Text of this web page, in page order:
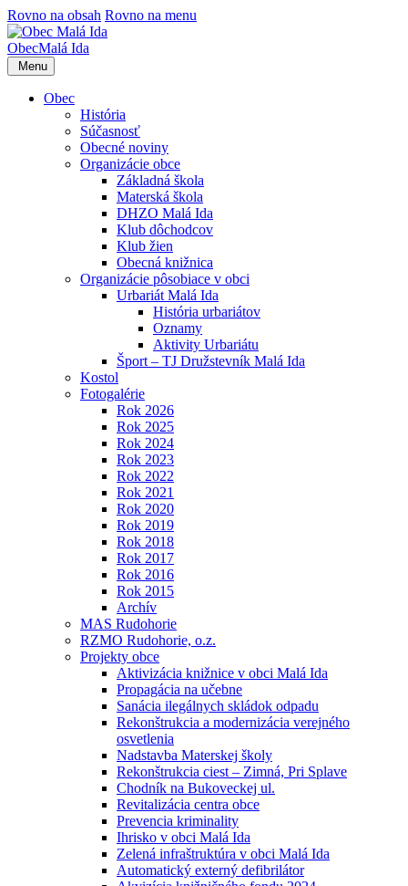
Rovno na obsah Rovno na menu
ObecMalá Ida
Menu
Obec
História
Súčasnosť
Obecné noviny
Organizácie obce
Základná škola
Materská škola
DHZO Malá Ida
Klub dôchodcov
Klub žien
Obecná knižnica
Organizácie pôsobiace v obci
Urbariát Malá Ida
História urbariátov
Oznamy
Aktivity Urbariátu
Šport – TJ Družstevník Malá Ida
Kostol
Fotogalérie
Rok 2026
Rok 2025
Rok 2024
Rok 2023
Rok 2022
Rok 2021
Rok 2020
Rok 2019
Rok 2018
Rok 2017
Rok 2016
Rok 2015
Archív
MAS Rudohorie
RZMO Rudohorie, o.z.
Projekty obce
Aktivizácia knižnice v obci Malá Ida
Propagácia na učebne
Sanácia ilegálnych skládok odpadu
Rekonštrukcia a modernizácia verejného
osvetlenia
Nadstavba Materskej školy
Rekonštrukcia ciest – Zimná, Pri Splave
Chodník na Bukoveckej ul.
Revitalizácia centra obce
Prevencia kriminality
Ihrisko v obci Malá Ida
Zelená infraštruktúra v obci Malá Ida
Automatický externý defibrilátor